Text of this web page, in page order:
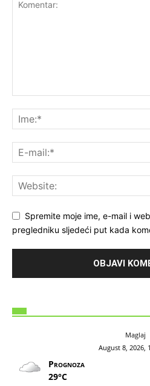
Spremite moje ime, e-mail i
pregledniku sljedeći put kada
Maglaj
August 8, 2026,
Prognoza
29°C